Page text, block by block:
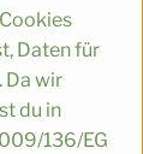
dar. Durch
viel
nur den
Daten für
Da wir
du in
136/EG